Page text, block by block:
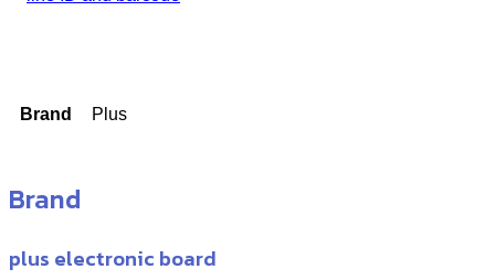
Brand Plus
Brand
plus electronic board